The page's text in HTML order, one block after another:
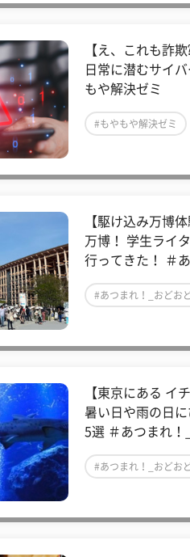
【え、これも詐
日常に潜むサイ
もや解決ゼミ
#もやもや解決ゼミ
【駆け込み万博
万博！ 学生ライ
行ってきた！ ＃
#あつまれ！_おどお
【東京にある イ
暑い日や雨の日に
5選 ＃あつまれ！
#あつまれ！_おどお